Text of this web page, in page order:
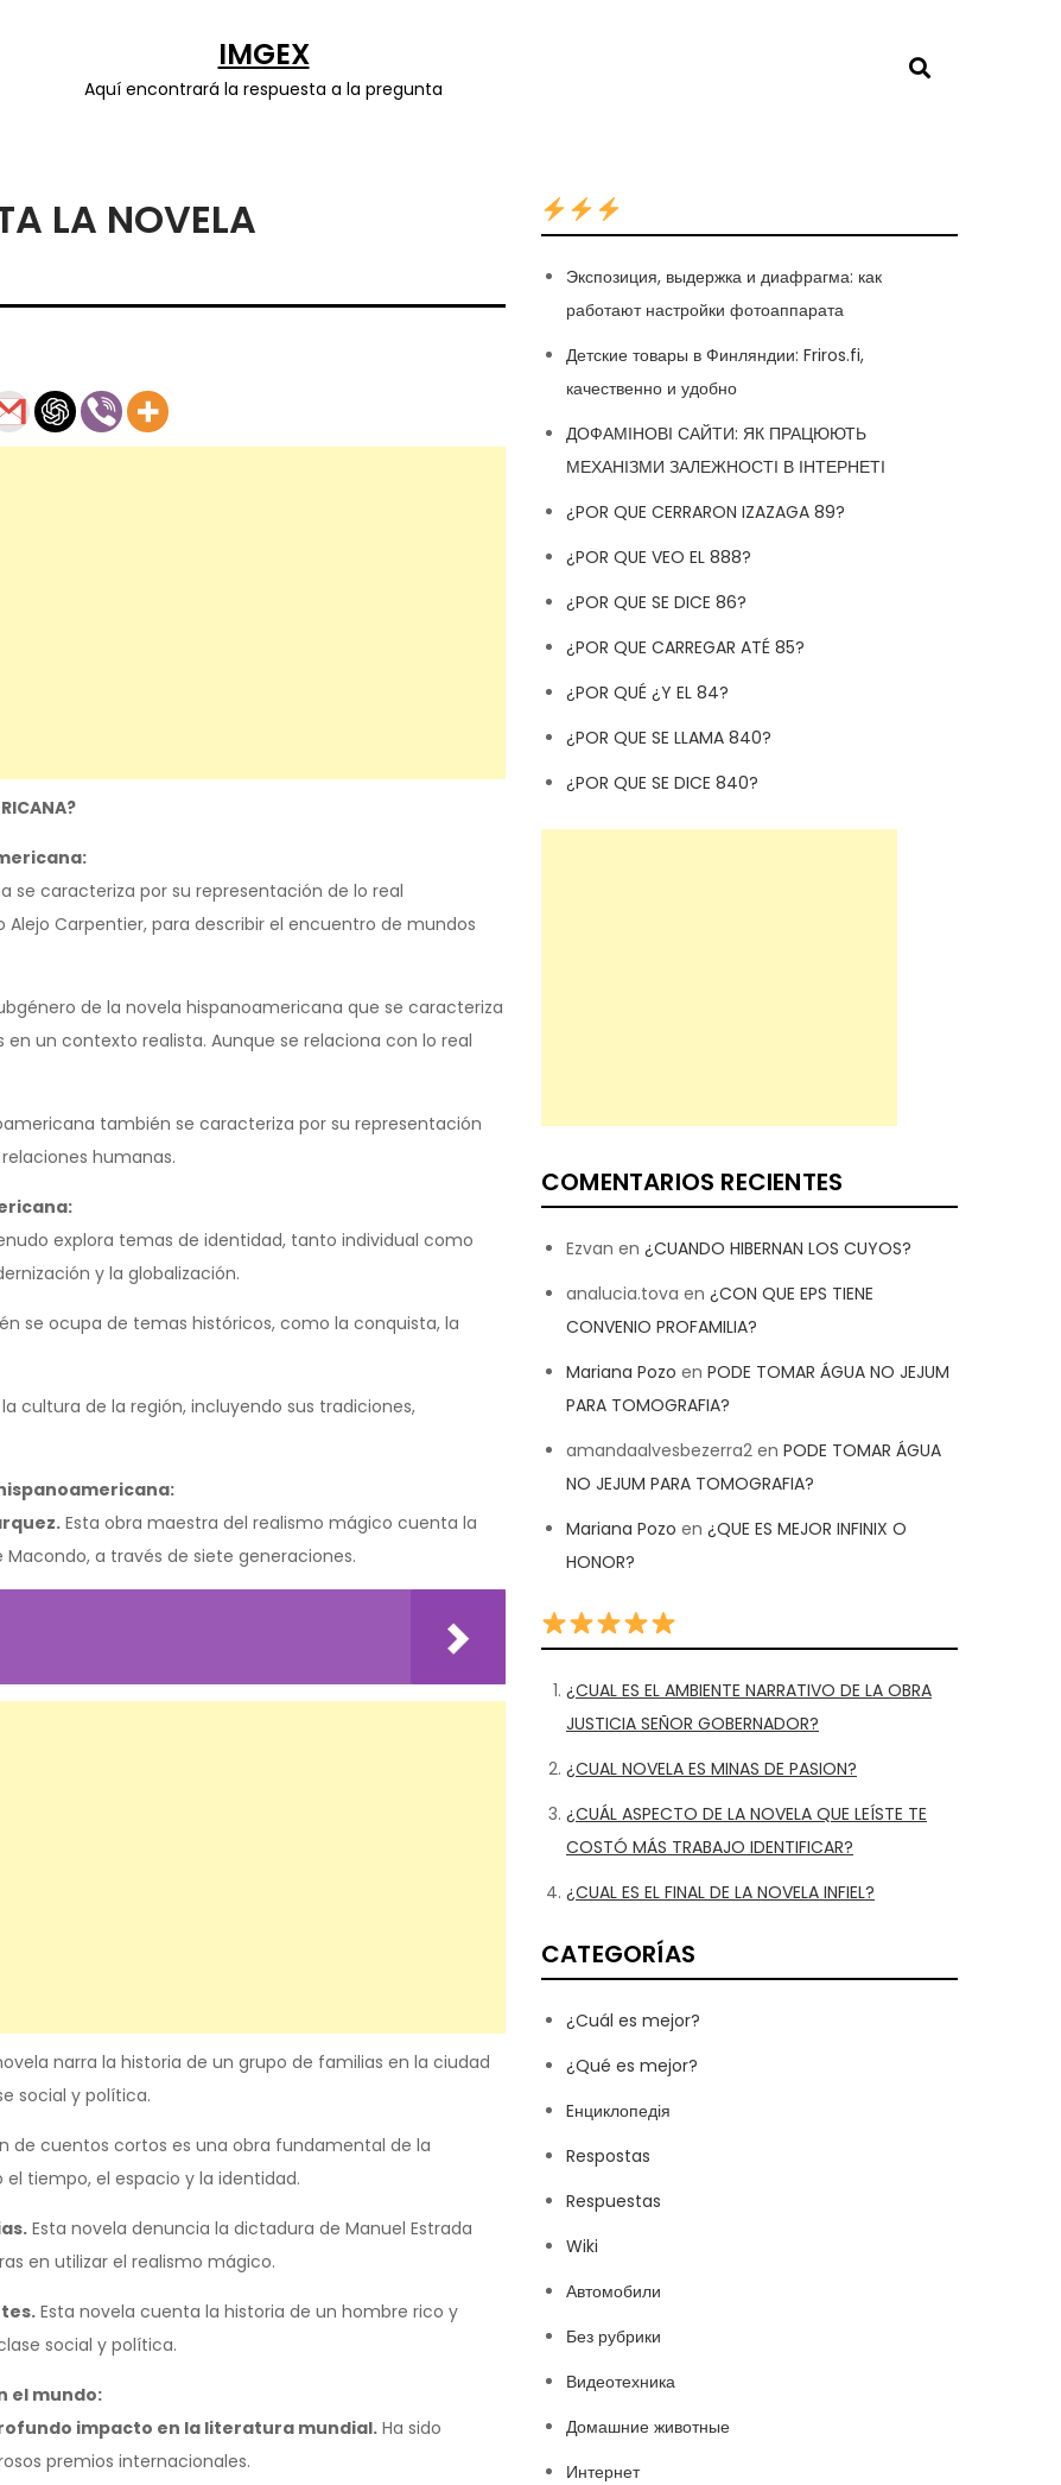
IMGEX
Aquí encontrará la respuesta a la pregunta
LA NOVELA
se caracteriza por su representación de lo real
Carpentier, para describir el encuentro de mundos
de la novela hispanoamericana que se caracteriza
un contexto realista. Aunque se relaciona con lo real
también se caracteriza por su representación
humanas.
explora temas de identidad, tanto individual como
y la globalización.
se ocupa de temas históricos, como la conquista, la
cultura de la región, incluyendo sus tradiciones,
Esta obra maestra del realismo mágico cuenta la
a través de siete generaciones.
narra la historia de un grupo de familias en la ciudad
social y política.
de cuentos cortos es una obra fundamental de la
tiempo, el espacio y la identidad.
Esta novela denuncia la dictadura de Manuel Estrada
en utilizar el realismo mágico.
Esta novela cuenta la historia de un hombre rico y
social y política.
el mundo:
impacto en la literatura mundial.Ha sido
premios internacionales.
Экспозиция, выдержка и диафрагма: как
работают настройки фотоаппарата
Детские товары в Финляндии: Friros.fi,
качественно и удобно
ДОФАМІНОВІ САЙТИ: ЯК ПРАЦЮЮТЬ
МЕХАНІЗМИ ЗАЛЕЖНОСТІ В ІНТЕРНЕТІ
¿POR QUE CERRARON IZAZAGA 89?
¿POR QUE VEO EL 888?
¿POR QUE SE DICE 86?
¿POR QUE CARREGAR ATÉ 85?
¿POR QUÉ ¿Y EL 84?
¿POR QUE SE LLAMA 840?
¿POR QUE SE DICE 840?
COMENTARIOS RECIENTES
Ezvan en ¿CUANDO HIBERNAN LOS CUYOS?
analucia.tova en ¿CON QUE EPS TIENE
CONVENIO PROFAMILIA?
Mariana Pozo en PODE TOMAR ÁGUA NO JEJUM
PARA TOMOGRAFIA?
amandaalvesbezerra2 en PODE TOMAR ÁGUA
NO JEJUM PARA TOMOGRAFIA?
Mariana Pozo en ¿QUE ES MEJOR INFINIX O
HONOR?
¿CUAL ES EL AMBIENTE NARRATIVO DE LA OBRA
JUSTICIA SEÑOR GOBERNADOR?
¿CUAL NOVELA ES MINAS DE PASION?
¿CUÁL ASPECTO DE LA NOVELA QUE LEÍSTE TE
COSTÓ MÁS TRABAJO IDENTIFICAR?
¿CUAL ES EL FINAL DE LA NOVELA INFIEL?
CATEGORÍAS
¿Cuál es mejor?
¿Qué es mejor?
Eнциклопедія
Respostas
Respuestas
Wiki
Автомобили
Без рубрики
Видеотехника
Домашние животные
Интернет